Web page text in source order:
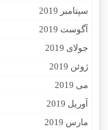
سپتامبر 2019
آگوست 2019
جولای 2019
ژوئن 2019
می 2019
آوریل 2019
مارس 2019